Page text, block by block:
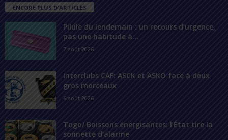
ENCORE PLUS D'ARTICLES
Pilule du lendemain : un recours d’urgence,
pas une habitude à...
7 août 2026
Interclubs CAF: ASCK et ASKO face à deux
gros morceaux
6 août 2026
Togo/ Boissons énergisantes: l’État tire la
sonnette d’alarme